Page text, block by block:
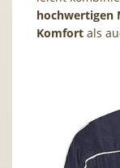
hochwertigen
Komfort als